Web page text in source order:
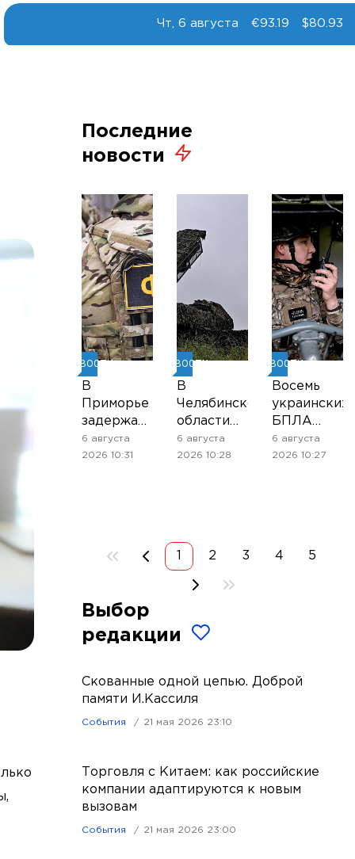
Чт, 6 августа €93.19 $80.93
Последние
новости
НОВОСТИ
В
Приморье
задержали
подростков,
готовивших
6 августа
2026 10:31
НОВОСТИ
В
Челябинской
области
введён
режим
6 августа
2026 10:28
НОВОСТИ
Восемь
украинских
БПЛА
сбили над
Рязанской
6 августа
2026 10:27
2 3 4 5
Выбор
редакции
Скованные одной цепью. Доброй
памяти И.Кассиля
События 21 мая 2026 23:10
Торговля с Китаем: как российские
компании адаптируются к новым
вызовам
События 21 мая 2026 23:00